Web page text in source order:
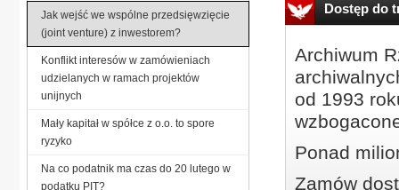
Dostęp do
Archiwum
od 1993
Ponad
Zamów
Jak wejść we wspólne przedsięwzięcie
(joint venture) z inwestorem?
Konflikt interesów w zamówieniach
udzielanych w ramach projektów
unijnych
Mały kapitał w spółce z o.o. to spore
ryzyko
Na co podatnik ma czas do 20 lutego w
podatku PIT?